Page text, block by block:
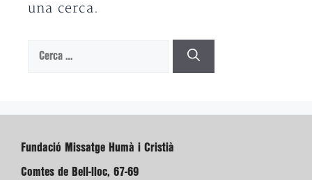
una cerca.
Cerca:
Fundació Missatge Humà i Cristià
Comtes de Bell-lloc, 67-69